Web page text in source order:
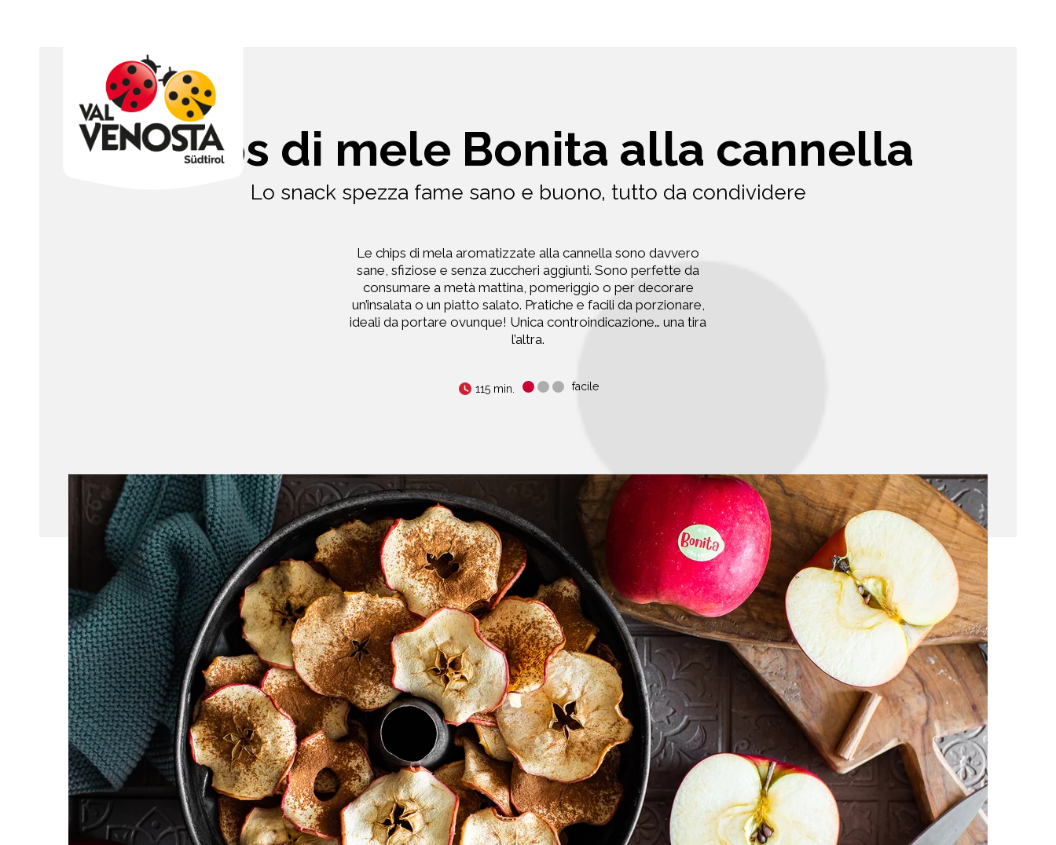
Chips di mele Bonita alla cannella
Lo snack spezza fame sano e buono, tutto da condividere
Le chips di mela aromatizzate alla cannella sono davvero
sane, sfiziose e senza zuccheri aggiunti. Sono perfette da
consumare a metà mattina, pomeriggio o per decorare
un’insalata o un piatto salato. Pratiche e facili da porzionare,
ideali da portare ovunque! Unica controindicazione… una tira
l’altra.
115 min. facile